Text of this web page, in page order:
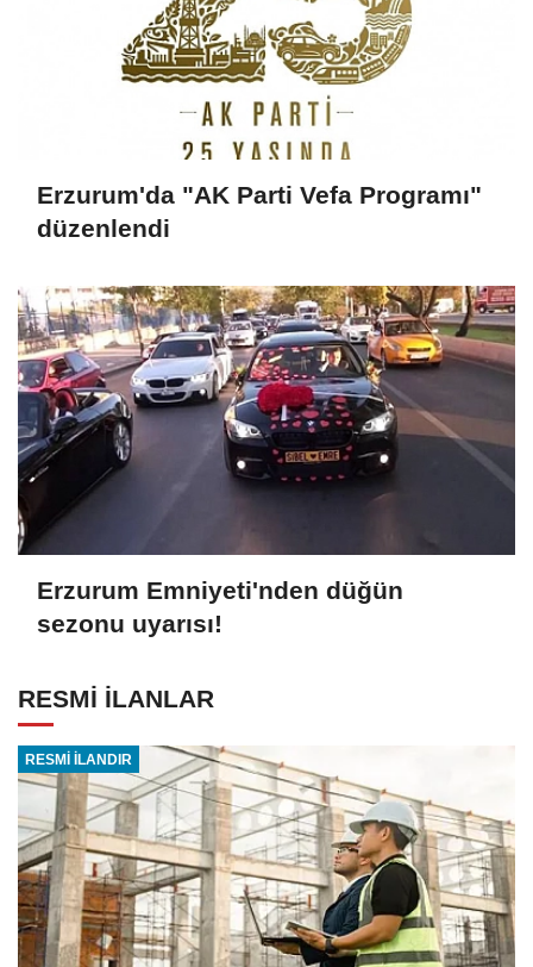
Erzurum'da "AK Parti Vefa Programı"
düzenlendi
Erzurum Emniyeti'nden düğün
sezonu uyarısı!
RESMİ İLANLAR
RESMİ İLANDIR